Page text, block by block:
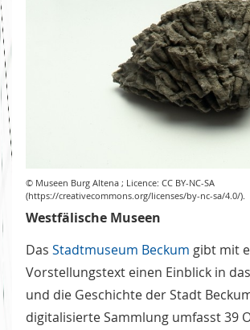
© Museen Burg Altena ; Licence: CC BY-NC-SA
(https://creativecommons.org/licenses/by-nc-sa/4.0/).
Westfälische Museen
Das Stadtmuseum Beckum gibt mit
Vorstellungstext einen Einblick in
und die Geschichte der Stadt
digitalisierte Sammlung umfasst 39